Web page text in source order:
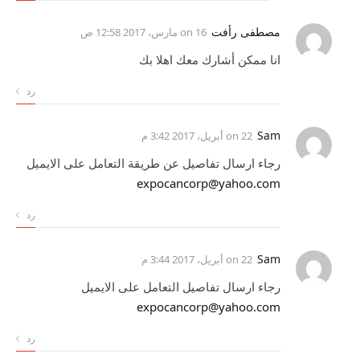
مصطفى رأفت 16 مارس، 2017 12:58 ص
انا ممكن أشارك معك اهلا بك
رد
Sam 22 أبريل، 2017 3:42 م
رجاء ارسال تفاصيل عن طريقة التعامل على الايميل
expocancorp@yahoo.com
رد
Sam 22 أبريل، 2017 3:44 م
رجاء ارسال تفاصيل التعامل على الايميل
expocancorp@yahoo.com
رد